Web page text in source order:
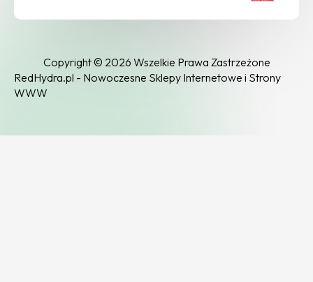
Copyright © 2026 Wszelkie Prawa Zastrzeżone
RedHydra.pl - Nowoczesne Sklepy Internetowe i Strony
WWW